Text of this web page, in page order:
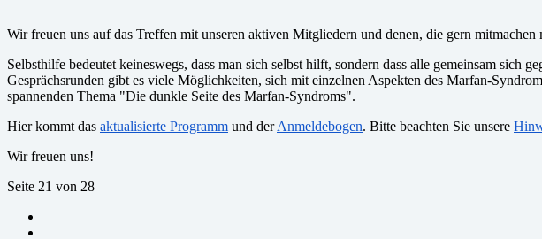
Wir freuen uns auf das Treffen mit unseren aktiven Mitgliedern und denen, die gern mitmachen
Selbsthilfe bedeutet keineswegs, dass man sich selbst hilft, sondern dass alle gemeinsam
Gesprächsrunden gibt es viele Möglichkeiten, sich mit einzelnen Aspekten des Marfan-
spannenden Thema "Die dunkle Seite des Marfan-Syndroms".
Hier kommt das aktualisierte Programm und derAnmeldebogen. Bitte beachten Sie unsere
Wir freuen uns!
Seite 21 von 28